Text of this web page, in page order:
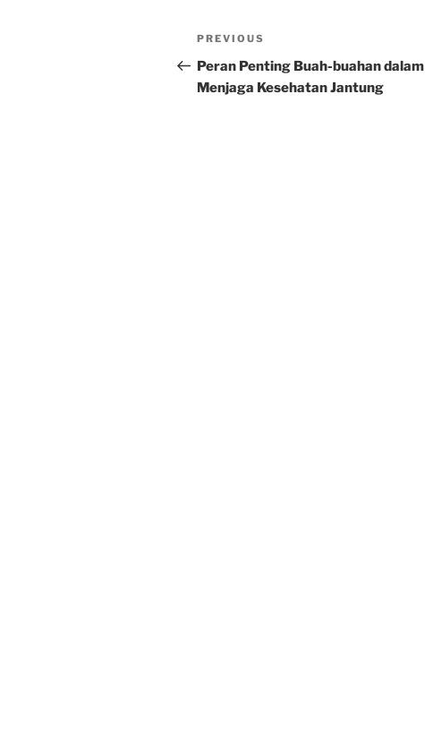
Post
navigation
Previous
Post
PREVIOUS
Peran Penting Buah-buahan dalam
Menjaga Kesehatan Jantung